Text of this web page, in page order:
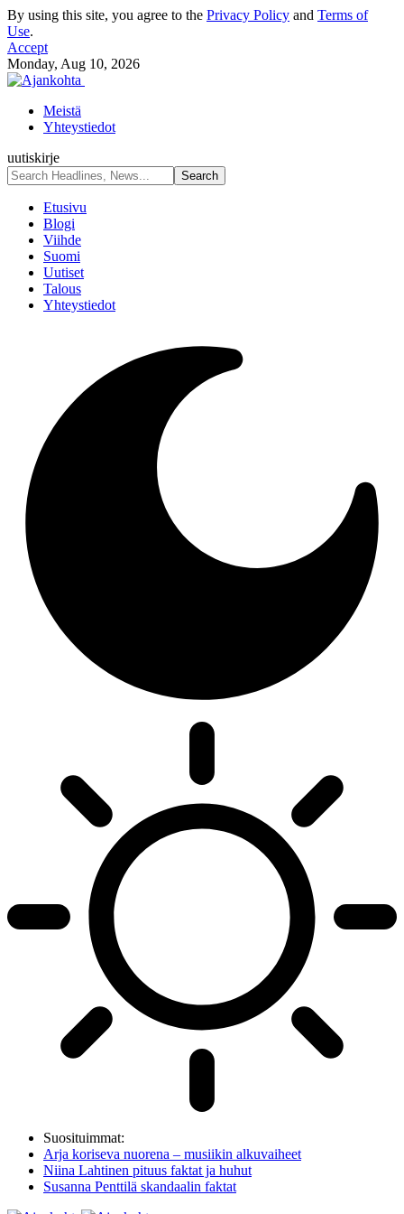
By using this site, you agree to the Privacy Policy and Terms of
Use.
Accept
Monday, Aug 10, 2026
Meistä
Yhteystiedot
uutiskirje
Etusivu
Blogi
Viihde
Suomi
Uutiset
Talous
Yhteystiedot
Suosituimmat:
Arja koriseva nuorena – musiikin alkuvaiheet
Niina Lahtinen pituus faktat ja huhut
Susanna Penttilä skandaalin faktat